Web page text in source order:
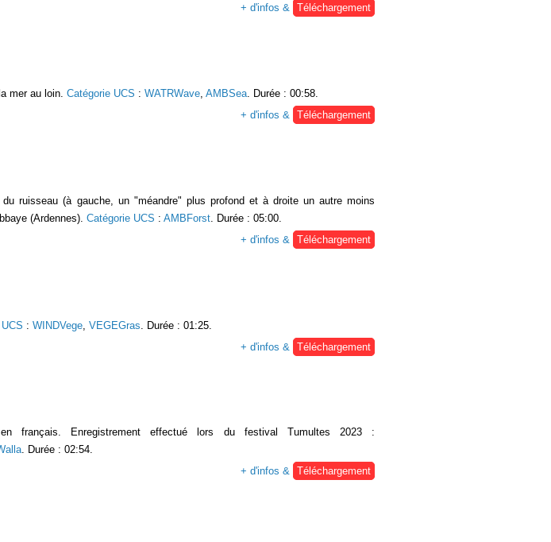
+ d'infos & Téléchargement
mer au loin. Catégorie UCS : WATRWave AMBSea . Durée : 00:58.
+ d'infos &
Téléchargement
ruisseau (à gauche, un "méandre" plus profond et à droite un autre moins
(Ardennes). Catégorie UCS : AMBForst . Durée : 05:00.
+ d'infos &
Téléchargement
: WINDVege VEGEGras . Durée : 01:25.
+ d'infos &
Téléchargement
français. Enregistrement effectué lors du festival Tumultes 2023 :
. Durée : 02:54.
+ d'infos & Téléchargement